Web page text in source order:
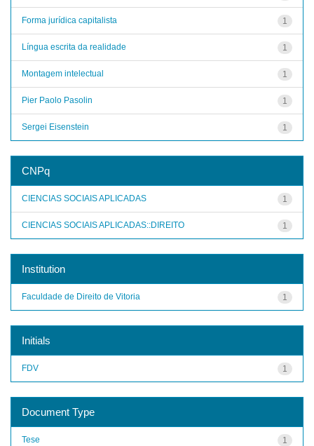
1
Forma jurídica capitalista
1
Língua escrita da realidade
1
Montagem intelectual
1
Pier Paolo Pasolin
1
Sergei Eisenstein
CNPq
1
CIENCIAS SOCIAIS APLICADAS
1
CIENCIAS SOCIAIS APLICADAS::DIREITO
Institution
1
Faculdade de Direito de Vitoria
Initials
1
FDV
Document Type
1
Tese